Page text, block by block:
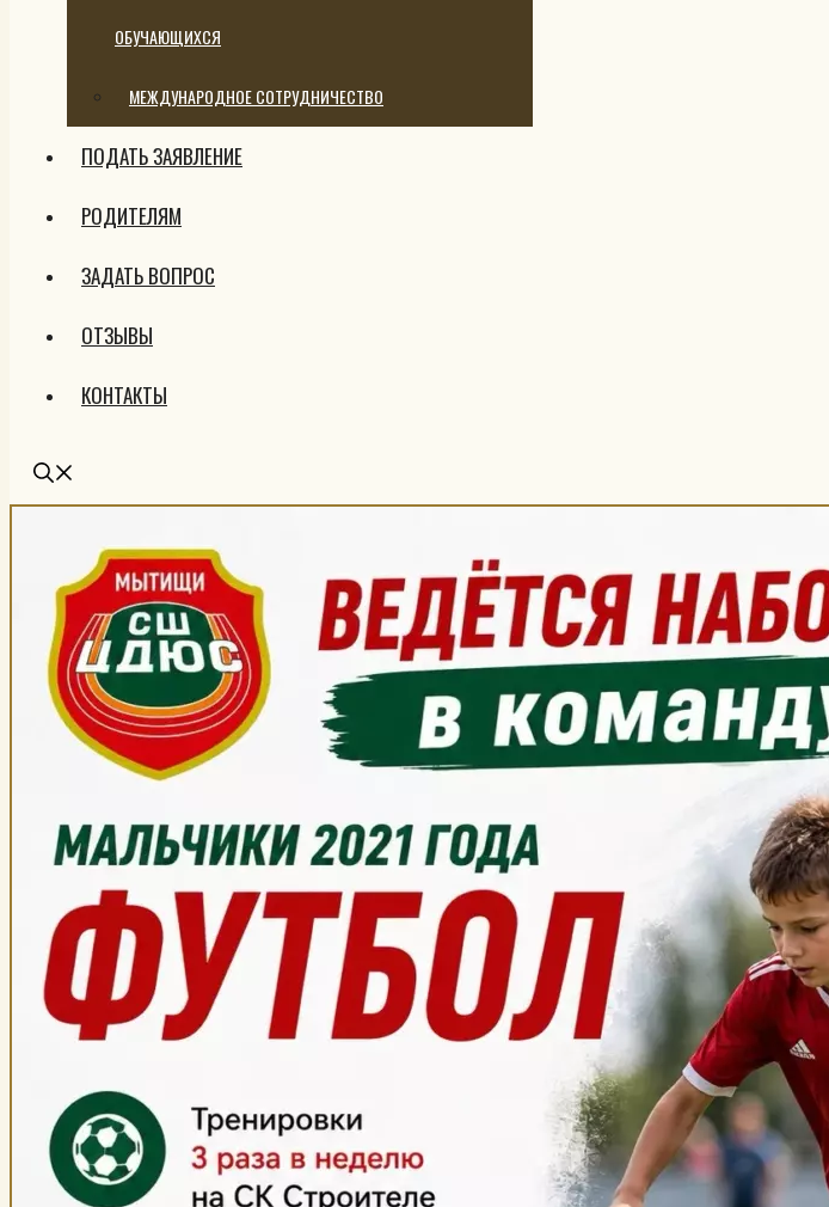
ОБУЧАЮЩИХСЯ
МЕЖДУНАРОДНОЕ СОТРУДНИЧЕСТВО
ПОДАТЬ ЗАЯВЛЕНИЕ
РОДИТЕЛЯМ
ЗАДАТЬ ВОПРОС
ОТЗЫВЫ
КОНТАКТЫ